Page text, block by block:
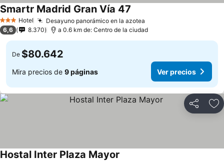
3 Estrellas
Hotel Desayuno panorámico en la azotea
Smartr Madrid Gran Vía 47
6,6 8.370 a 0.6 km de: Centro de la ciudad
De $80.642
Mira precios de 9 páginas Ver precios
Compartir
Hostal Inter Plaza Mayor